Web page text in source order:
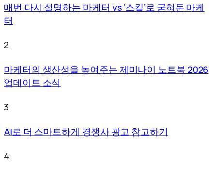
매번 다시 설명하는 마케터 vs ‘스킬’로 굳혀둔 마케
터
2
마케터의 생산성을 높여주는 제미나이 노트북 2026
업데이트 소식
3
AI로 더 스마트하게 경쟁사 광고 참고하기
4